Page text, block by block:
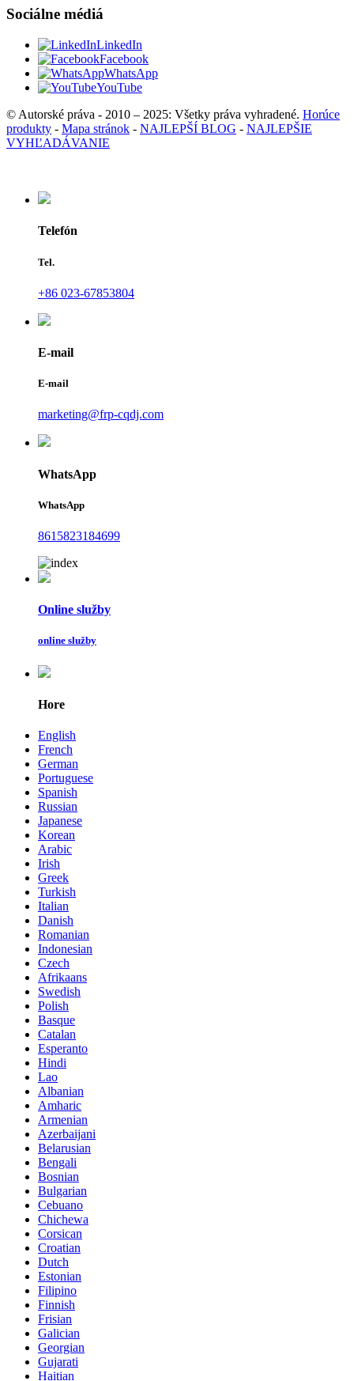
Sociálne médiá
LinkedIn
Facebook
WhatsApp
YouTube
© Autorské práva - 2010 – 2025: Všetky práva vyhradené. Horúce
produkty - Mapa stránok - NAJLEPŠÍ BLOG - NAJLEPŠIE
VYHĽADÁVANIE
Telefón
Tel.
+86 023-67853804
E-mail
E-mail
marketing@frp-cqdj.com
WhatsApp
WhatsApp
8615823184699
Online služby
online služby
Hore
English
French
German
Portuguese
Spanish
Russian
Japanese
Korean
Arabic
Irish
Greek
Turkish
Italian
Danish
Romanian
Indonesian
Czech
Afrikaans
Swedish
Polish
Basque
Catalan
Esperanto
Hindi
Lao
Albanian
Amharic
Armenian
Azerbaijani
Belarusian
Bengali
Bosnian
Bulgarian
Cebuano
Chichewa
Corsican
Croatian
Dutch
Estonian
Filipino
Finnish
Frisian
Galician
Georgian
Gujarati
Haitian